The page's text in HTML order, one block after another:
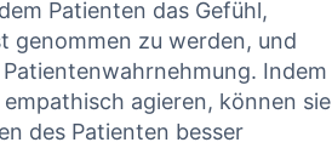
‍Patienten das Gefühl,
genommen zu werden, und
Indem
agieren, können sie
des Patienten besser